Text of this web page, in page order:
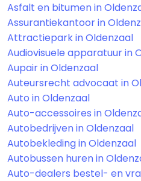
Asfalt en bitumen in
Assurantiekantoor in
Attractiepark in Oldenzaal
Audiovisuele apparatuur in
Aupair in Oldenzaal
Auteursrecht advocaat in
Auto in Oldenzaal
Auto-accessoires in
Autobedrijven in Oldenzaal
Autobekleding in Oldenzaal
Autobussen huren in
Auto-dealers bestel- en